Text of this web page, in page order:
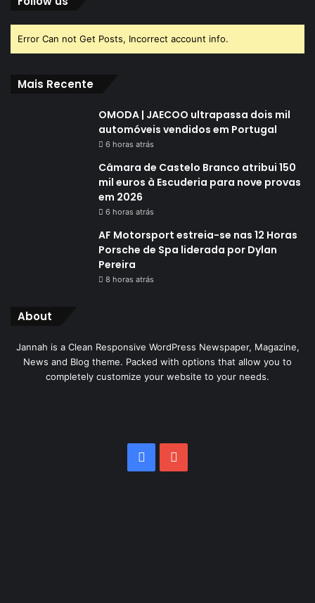
Error Can not Get Posts, Incorrect account info.
Mais Recente
OMODA | JAECOO ultrapassa dois mil
automóveis vendidos em Portugal
6 horas atrás
Câmara de Castelo Branco atribui 150
mil euros à Escuderia para nove provas
em 2026
6 horas atrás
AF Motorsport estreia-se nas 12 Horas
Porsche de Spa liderada por Dylan
Pereira
8 horas atrás
About
Jannah is a Clean Responsive WordPress Newspaper, Magazine,
News and Blog theme. Packed with options that allow you to
completely customize your website to your needs.
Facebook